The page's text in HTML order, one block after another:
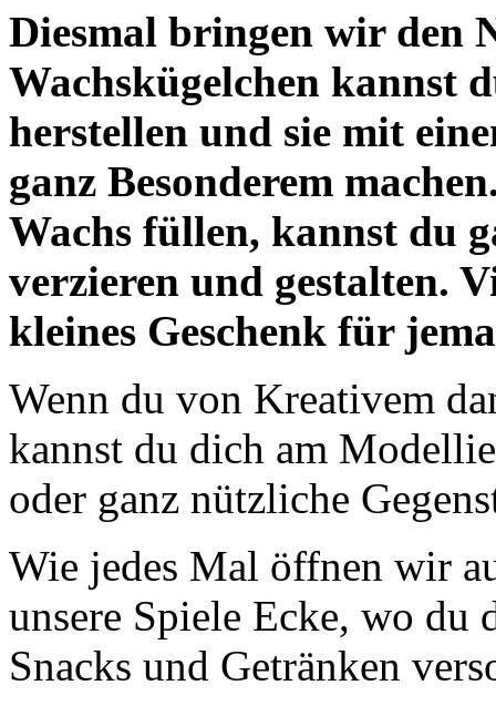
Diesmal bringen wir den
Wachskügelchen kannst
herstellen und sie mit
ganz Besonderem
Wachs füllen, kannst du
verzieren und gestalten.
kleines Geschenk für
Wenn du von Kreativem
kannst du dich am
oder ganz nützliche
Wie jedes Mal öffnen wir
unsere Spiele Ecke, wo
Snacks und Getränken